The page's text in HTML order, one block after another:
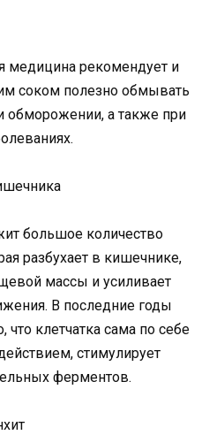
медицина рекомендует и
соком полезно обмывать
обморожении, а также при
большое количество
разбухает в кишечнике,
массы и усиливает
В последние годы
что клетчатка сама по себе
стимулирует
ферментов.